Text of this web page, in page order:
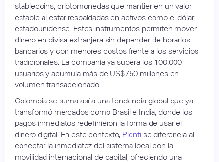
stablecoins, criptomonedas que mantienen un valor
estable al estar respaldadas en activos como el dólar
estadounidense. Estos instrumentos permiten mover
dinero en divisa extranjera sin depender de horarios
bancarios y con menores costos frente a los servicios
tradicionales. La compañía ya supera los 100.000
usuarios y acumula más de US$750 millones en
volumen transaccionado.
Colombia se suma así a una tendencia global que ya
transformó mercados como Brasil e India, donde los
pagos inmediatos redefinieron la forma de usar el
dinero digital. En este contexto, Plenti se diferencia al
conectar la inmediatez del sistema local con la
movilidad internacional de capital, ofreciendo una